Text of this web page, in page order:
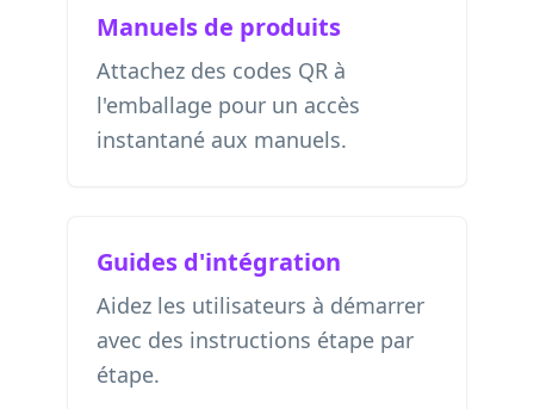
Manuels de produits
Attachez des codes QR à
l'emballage pour un accès
instantané aux manuels.
Guides d'intégration
Aidez les utilisateurs à démarrer
avec des instructions étape par
étape.